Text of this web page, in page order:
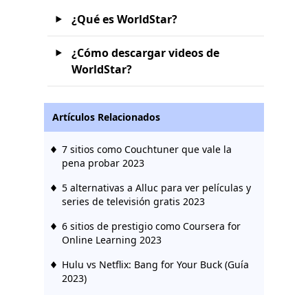
¿Qué es WorldStar?
¿Cómo descargar videos de
WorldStar?
Artículos Relacionados
7 sitios como Couchtuner que vale la
pena probar 2023
5 alternativas a Alluc para ver películas y
series de televisión gratis 2023
6 sitios de prestigio como Coursera for
Online Learning 2023
Hulu vs Netflix: Bang for Your Buck (Guía
2023)